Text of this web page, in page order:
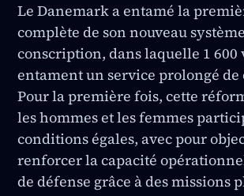
Le Danemark a entamé la
complète de son nouveau
conscription, dans laquelle 1 600
entament un service prolongé de
Pour la première fois, cette
les hommes et les femmes
conditions égales, avec pour
renforcer la capacité
de défense grâce à des missions